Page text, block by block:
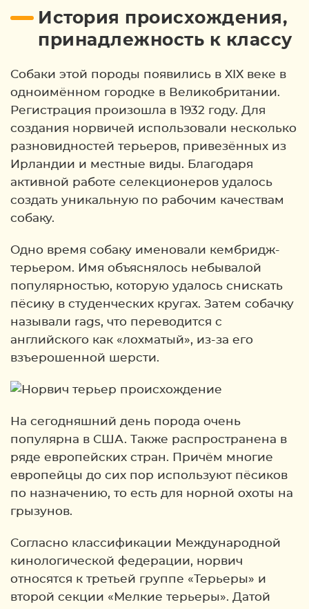
История происхождения,
принадлежность к классу
Собаки этой породы появились в XIX веке в
одноимённом городке в Великобритании.
Регистрация произошла в 1932 году. Для
создания норвичей использовали несколько
разновидностей терьеров, привезённых из
Ирландии и местные виды. Благодаря
активной работе селекционеров удалось
создать уникальную по рабочим качествам
собаку.
Одно время собаку именовали кембридж-
терьером. Имя объяснялось небывалой
популярностью, которую удалось снискать
пёсику в студенческих кругах. Затем собачку
называли rags, что переводится с
английского как «лохматый», из-за его
взъерошенной шерсти.
На сегодняшний день порода очень
популярна в США. Также распространена в
ряде европейских стран. Причём многие
европейцы до сих пор используют пёсиков
по назначению, то есть для норной охоты на
грызунов.
Согласно классификации Международной
кинологической федерации, норвич
относятся к третьей группе «Терьеры» и
второй секции «Мелкие терьеры». Датой